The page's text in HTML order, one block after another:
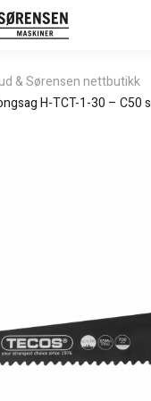
& Sørensen nettbutikk
H-TCT-1-30 – C50